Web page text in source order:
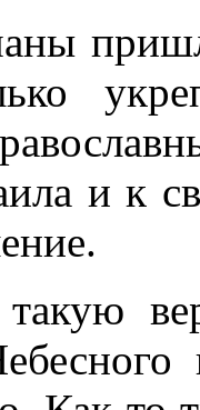
и к
такую